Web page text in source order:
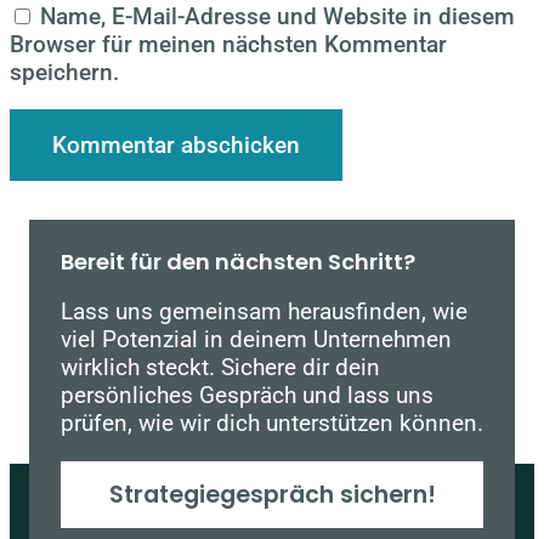
Name, E-Mail-Adresse und Website in diesem
Browser für meinen nächsten Kommentar
speichern.
Bereit für den nächsten Schritt?
Lass uns gemeinsam herausfinden, wie
viel Potenzial in deinem Unternehmen
wirklich steckt. Sichere dir dein
persönliches Gespräch und lass uns
prüfen, wie wir dich unterstützen können.
Strategiegespräch sichern!